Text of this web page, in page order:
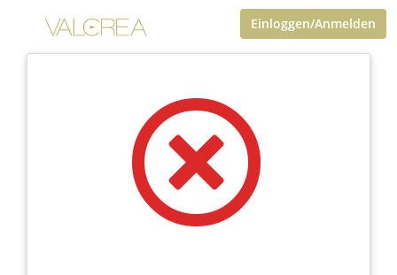
Einloggen/Anmelden